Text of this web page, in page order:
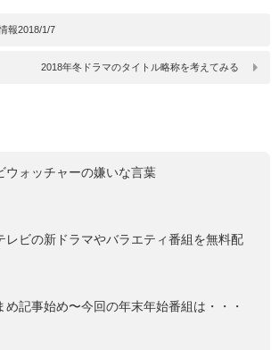
報2018/1/7
2018年冬ドラマのタイトル略称を考えてみる
ウォッチャーの嫌いな言葉
レビの新ドラマやバラエティ番組を無料配
め記事始め〜今回の年末年始番組は・・・